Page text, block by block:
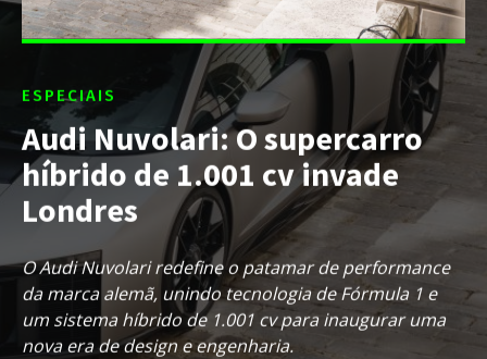
ESPECIAIS
Audi Nuvolari: O supercarro
híbrido de 1.001 cv invade
Londres
O Audi Nuvolari redefine o patamar de performance
da marca alemã, unindo tecnologia de Fórmula 1 e
um sistema híbrido de 1.001 cv para inaugurar uma
nova era de design e engenharia.